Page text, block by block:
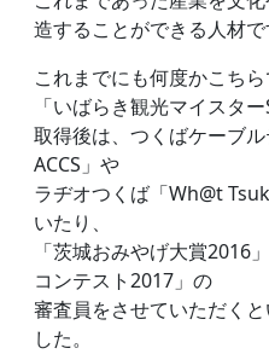
造することができる人材で
これまでにも何度かこち
「いばらき観光マイスター
取得後は、つくばケーブ
ACCS」や
ラヂオつくば「Wh@t
いたり、
「茨城おみやげ大賞2016
コンテスト2017」の
審査員をさせていただく
した。